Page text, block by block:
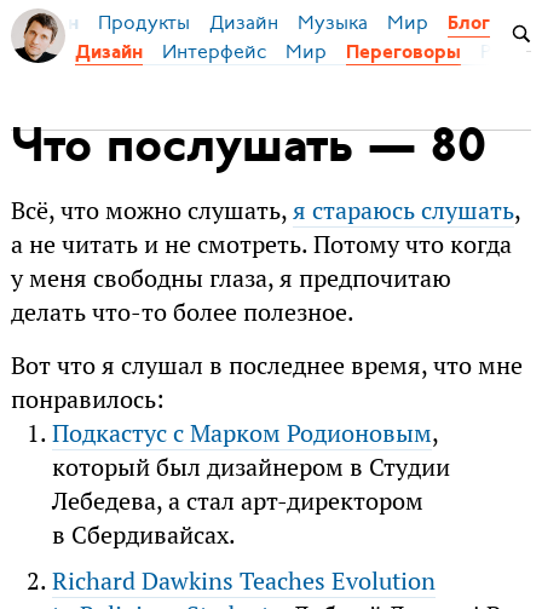
Бирман Продукты Дизайн Музыка Мир
Блог
Дизайн
Интерфейс Мир Переговоры
Что послушать — 80
Всё, что можно слушать,я стараюсь слушать,
а не читать и не смотреть. Потому что когда
у меня свободны глаза, я предпочитаю
делать что-то более полезное.
Вот что я слушал в последнее время, что мне
понравилось:
Подкастус с Марком Родионовым,
который был дизайнером в Студии
Лебедева, а стал арт-директором
в Сбердивайсах.
Richard Dawkins Teaches Evolution